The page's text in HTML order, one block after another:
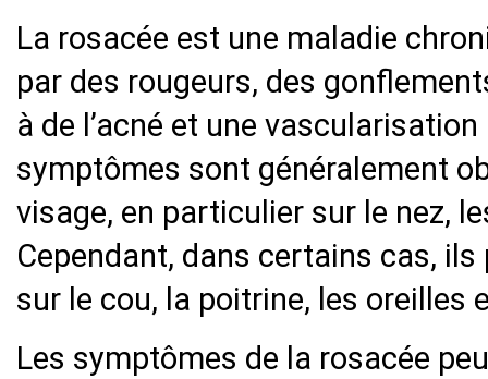
La rosacée est une maladie
par des rougeurs, des
à de l’acné et une
symptômes sont généralement
visage, en particulier sur le nez,
Cependant, dans certains cas,
sur le cou, la poitrine, les oreilles
Les symptômes de la rosacée